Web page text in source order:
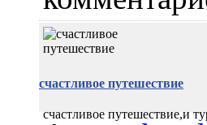
счастливое путешествие
счастливое путешествие,и